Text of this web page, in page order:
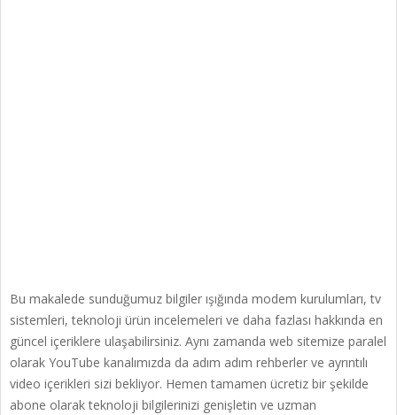
Bu makalede sunduğumuz bilgiler ışığında modem kurulumları, tv
sistemleri, teknoloji ürün incelemeleri ve daha fazlası hakkında en
güncel içeriklere ulaşabilirsiniz. Aynı zamanda web sitemize paralel
olarak YouTube kanalımızda da adım adım rehberler ve ayrıntılı
video içerikleri sizi bekliyor. Hemen tamamen ücretiz bir şekilde
abone olarak teknoloji bilgilerinizi genişletin ve uzman